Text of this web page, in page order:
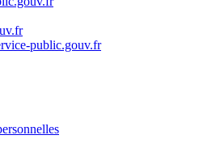
public.gouv.fr